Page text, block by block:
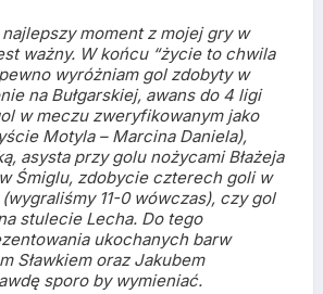
moment z mojej gry w
ważny. W końcu “życie to chwila
wyróżniam gol zdobyty w
na Bułgarskiej, awans do 4 ligi
w meczu zweryfikowanym jako
Motyla – Marcina Daniela),
asysta przy golu nożycami Błażeja
Śmiglu, zdobycie czterech goli w
11-0 wówczas), czy gol
stulecie Lecha. Do tego
ukochanych barw
Sławkiem oraz Jakubem
sporo by wymieniać.